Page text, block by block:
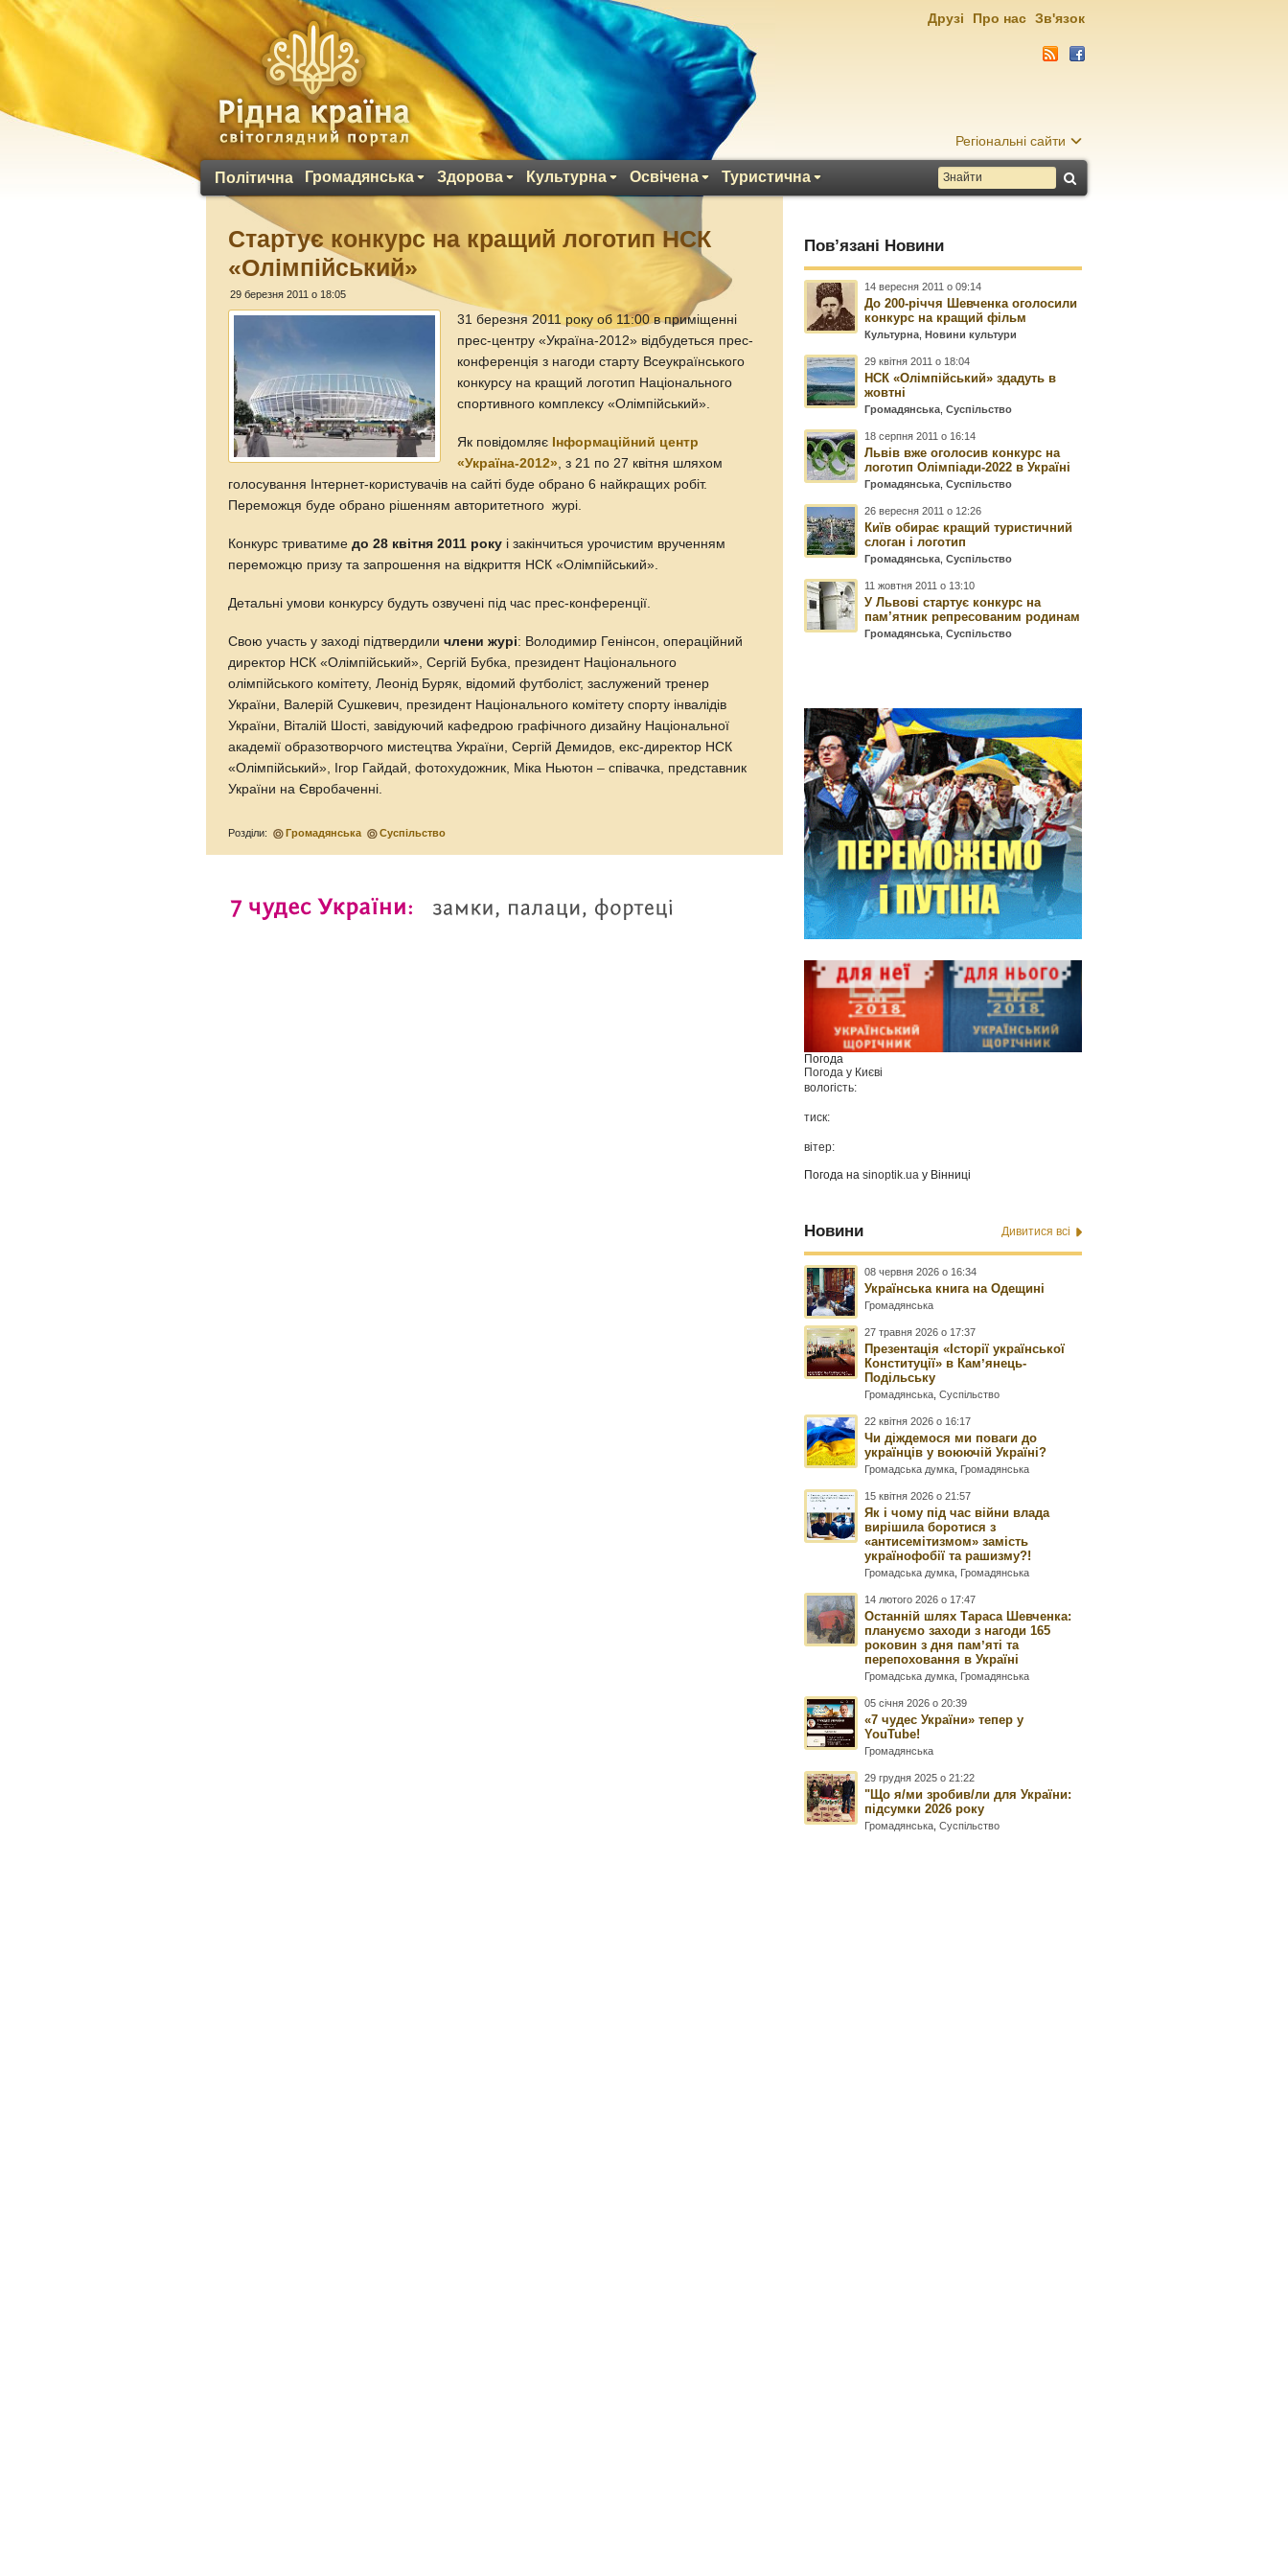
Регіональні сайти
Політична Громадянська Здорова Культурна Освічена Туристична
Друзі Про нас Зв'язок
Стартує конкурс на кращий логотип НСК
«Олімпійський»
29 березня 2011 о 18:05
31 березня 2011 року об 11:00 в приміщенні
прес-центру «Україна-2012» відбудеться прес-
конференція з нагоди старту Всеукраїнського
конкурсу на кращий логотип Національного
спортивного комплексу «Олімпійський».
Як повідомляє Інформаційний центр
«Україна-2012» , з 21 по 27 квітня шляхом
голосування Інтернет-користувачів на сайті буде обрано 6 найкращих робіт.
Переможця буде обрано рішенням авторитетного журі.
Конкурс триватимедо 28 квітня 2011 року і закінчиться урочистим врученням
переможцю призу та запрошення на відкриття НСК «Олімпійський».
Детальні умови конкурсу будуть озвучені під час прес-конференції.
Свою участь у заході підтвердиличлени журі: Володимир Генінсон, операційний
директор НСК «Олімпійський», Сергій Бубка, президент Національного
олімпійського комітету, Леонід Буряк, відомий футболіст, заслужений тренер
України, Валерій Сушкевич, президент Національного комітету спорту інвалідів
України, Віталій Шості, завідуючий кафедрою графічного дизайну Національної
академії образотворчого мистецтва України, Сергій Демидов, екс-директор НСК
«Олімпійський», Ігор Гайдай, фотохудожник, Міка Ньютон – співачка, представник
України на Євробаченні.
Розділи: Громадянська Суспільство
Пов’язані Новини
14 вересня 2011 о 09:14
До 200-річчя Шевченка оголосили
конкурс на кращий фільм
Культурна ,Новини культури
29 квітня 2011 о 18:04
НСК «Олімпійський» здадуть в
жовтні
Громадянська ,Суспільство
18 серпня 2011 о 16:14
Львів вже оголосив конкурс на
логотип Олімпіади-2022 в Україні
Громадянська ,Суспільство
26 вересня 2011 о 12:26
Київ обирає кращий туристичний
слоган і логотип
Громадянська ,Суспільство
11 жовтня 2011 о 13:10
У Львові стартує конкурс на
пам’ятник репресованим родинам
Громадянська ,Суспільство
Погода
Погода у Києві
вологість:
тиск:
вітер:
Погода наsinoptik.ua у Вінниці
Новини Дивитися всі
08 червня 2026 о 16:34
Українська книга на Одещині
Громадянська
27 травня 2026 о 17:37
Презентація «Історії української
Конституції» в Камʼянець-
Подільську
Громадянська ,Суспільство
22 квітня 2026 о 16:17
Чи діждемося ми поваги до
українців у воюючій Україні?
Громадська думка Громадянська
15 квітня 2026 о 21:57
Як і чому під час війни влада
вирішила боротися з
«антисемітизмом» замість
українофобії та рашизму?!
Громадська думка Громадянська
14 лютого 2026 о 17:47
Останній шлях Тараса Шевченка:
плануємо заходи з нагоди 165
роковин з дня памʼяті та
перепоховання в Україні
Громадська думка Громадянська
05 січня 2026 о 20:39
«7 чудес України» тепер у
YouTube!
Громадянська
29 грудня 2025 о 21:22
"Що я/ми зробив/ли для України:
підсумки 2026 року
Громадянська ,Суспільство